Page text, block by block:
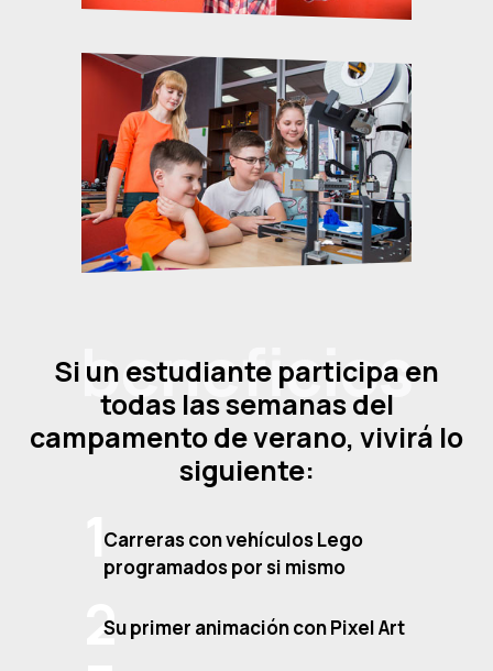
beneficios
Si un estudiante participa en
todas las semanas del
campamento de verano, vivirá lo
siguiente:
Carreras con vehículos Lego
programados por si mismo
Su primer animación con Pixel Art